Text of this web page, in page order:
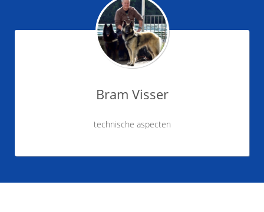
Bram Visser
technische aspecten